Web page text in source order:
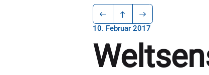
10. Februar 2017